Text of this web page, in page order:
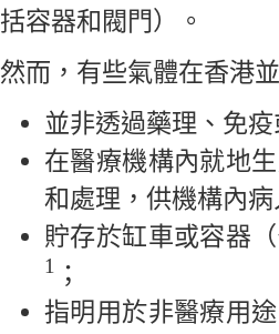
括容器和閥門）。
然而，有些氣體在香港
並非透過藥理、免
在醫療機構內就地
和處理，供機構內
貯存於缸車或容器
1 ；
指明用於非醫療用